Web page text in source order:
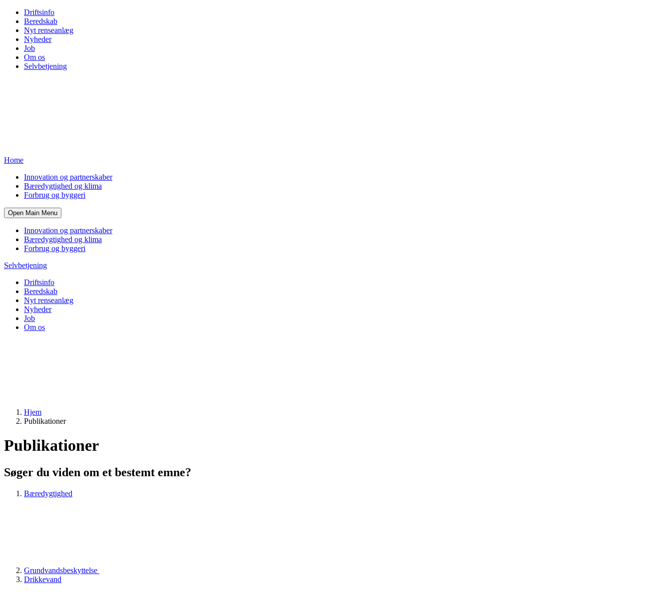
Driftsinfo
Beredskab
Nyt renseanlæg
Nyheder
Job
Om os
Selvbetjening
Home
Innovation og partnerskaber
Bæredygtighed og klima
Forbrug og byggeri
Open Main Menu
Innovation og partnerskaber
Bæredygtighed og klima
Forbrug og byggeri
Selvbetjening
Driftsinfo
Beredskab
Nyt renseanlæg
Nyheder
Job
Om os
Hjem
Publikationer
Publikationer
Søger du viden om et bestemt emne?
Bæredygtighed
Grundvandsbeskyttelse
Drikkevand